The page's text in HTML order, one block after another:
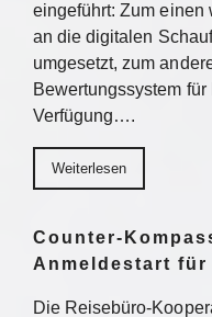
eingeführt: Zum einen
an die digitalen
umgesetzt, zum
Bewertungssystem
Verfügung….
Weiterlesen
Counter-
Anmeldestart für
Die Reisebüro-